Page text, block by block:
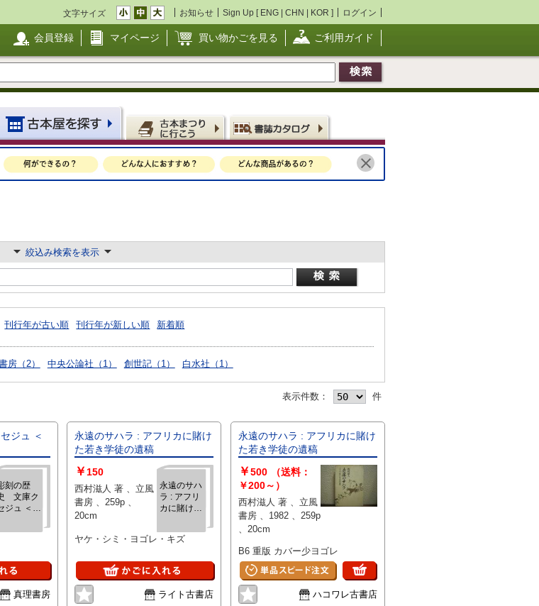
文字サイズ お知らせ Sign Up [ ENG | CHN | KOR ] ログイン
会員登録 マイページ 買い物かごを見る ご利用ガイド
絞込み検索を表示
刊行年が古い順 刊行年が新しい順 新着順
房（2） 中央公論社（1） 創世記（1） 白水社（1）
表示件数： 件
ジュ ＜
刻の歴
文庫ク
ジュ ＜文
真理書房
永遠のサハラ : アフリカに賭け
た若き学徒の遺稿
永遠のサハ
ラ : アフリ
カに賭けた
遺稿
￥ 150
西村滋人 著 、立風
書房 、259p 、
20cm
ヤケ・シミ・ヨゴレ・キズ
ライト古書店
永遠のサハラ : アフリカに賭け
た若き学徒の遺稿
￥500
（送料：
￥200～）
西村滋人 著 、立風
書房 、1982 、259p
、20cm
B6 重版 カバー少ヨゴレ
ハコワレ古書店